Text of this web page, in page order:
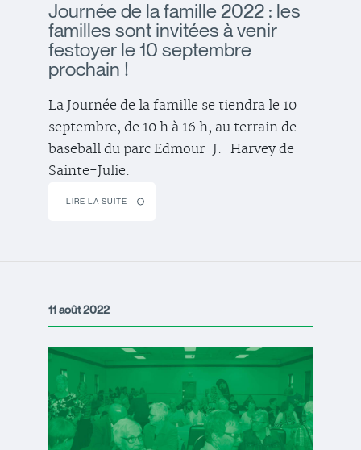
Journée de la famille 2022 : les
familles sont invitées à venir
festoyer le 10 septembre
prochain !
La Journée de la famille se tiendra le 10
septembre, de 10 h à 16 h, au terrain de
baseball du parc Edmour-J.-Harvey de
Sainte-Julie.
LIRE LA SUITE
11 août 2022